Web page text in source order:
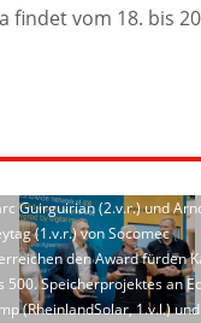
findet vom 18. bis
Guirguirian (2.v.r.) und
(1.v.r.) von Socomec
den Award fürden
500. Speicherprojektes an
(RheinlandSolar, 1.v.l.) und